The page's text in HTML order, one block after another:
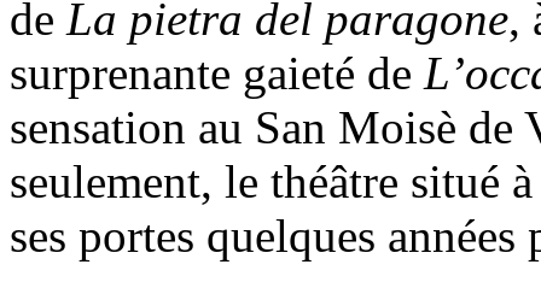
de La pietra del paragone,
surprenante gaieté de
sensation au San Moisè de
seulement, le théâtre situé
ses portes quelques années